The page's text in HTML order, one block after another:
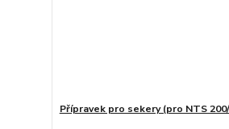
Přípravek pro sekery (pro NTS